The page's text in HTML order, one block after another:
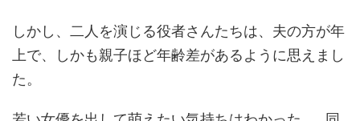
しかし、二人を演じる役者さんたちは、夫の方が年
上で、しかも親子ほど年齢差があるように思えまし
た。